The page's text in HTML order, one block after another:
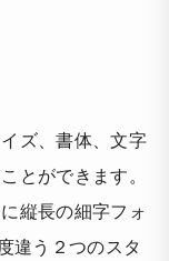
ズ、書体、文字
とができます。
縦長の細字フォ
違う２つのスタ